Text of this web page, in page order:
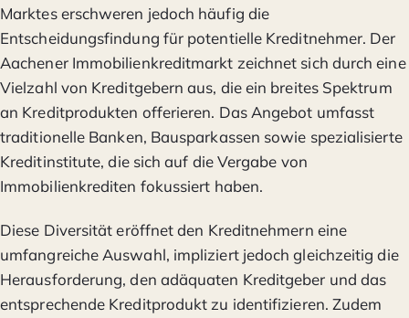
Marktes erschweren jedoch häufig die
Entscheidungsfindung für potentielle Kreditnehmer. Der
Aachener Immobilienkreditmarkt zeichnet sich durch eine
Vielzahl von Kreditgebern aus, die ein breites Spektrum
an Kreditprodukten offerieren. Das Angebot umfasst
traditionelle Banken, Bausparkassen sowie spezialisierte
Kreditinstitute, die sich auf die Vergabe von
Immobilienkrediten fokussiert haben.
Diese Diversität eröffnet den Kreditnehmern eine
umfangreiche Auswahl, impliziert jedoch gleichzeitig die
Herausforderung, den adäquaten Kreditgeber und das
entsprechende Kreditprodukt zu identifizieren. Zudem